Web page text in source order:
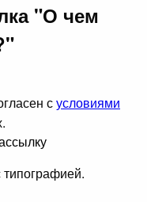
"О чем
сусловиями